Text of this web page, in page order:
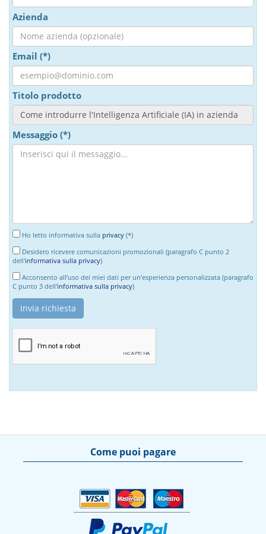
Azienda
Email (*)
Titolo prodotto
Messaggio (*)
Ho letto informativa sulla privacy (*)
Desidero ricevere comunicazioni promozionali (paragrafo C punto 2
dell'informativa sulla privacy)
Acconsento all’uso dei miei dati per un’esperienza personalizzata (paragrafo
C punto 3 dell'informativa sulla privacy)
Come puoi pagare